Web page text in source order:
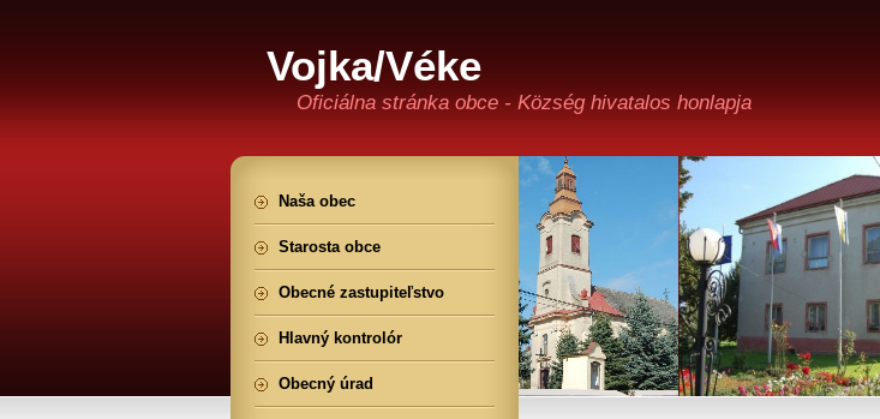
Vojka/Véke
Oficiálna stránka obce - Község hivatalos honlapja
Naša obec
Starosta obce
Obecné zastupiteľstvo
Hlavný kontrolór
Obecný úrad